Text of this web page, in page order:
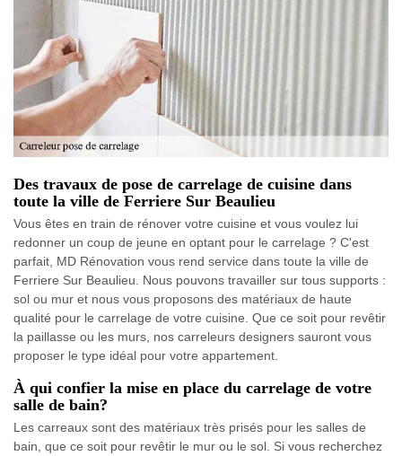
Des travaux de pose de carrelage de cuisine dans
toute la ville de Ferriere Sur Beaulieu
Vous êtes en train de rénover votre cuisine et vous voulez lui
redonner un coup de jeune en optant pour le carrelage ? C'est
parfait, MD Rénovation vous rend service dans toute la ville de
Ferriere Sur Beaulieu. Nous pouvons travailler sur tous supports :
sol ou mur et nous vous proposons des matériaux de haute
qualité pour le carrelage de votre cuisine. Que ce soit pour revêtir
la paillasse ou les murs, nos carreleurs designers sauront vous
proposer le type idéal pour votre appartement.
À qui confier la mise en place du carrelage de votre
salle de bain?
Les carreaux sont des matériaux très prisés pour les salles de
bain, que ce soit pour revêtir le mur ou le sol. Si vous recherchez